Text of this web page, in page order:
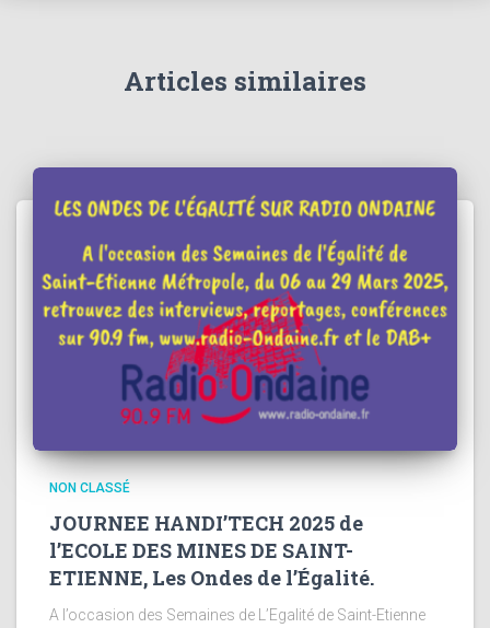
Articles similaires
NON CLASSÉ
JOURNEE HANDI’TECH 2025 de
l’ECOLE DES MINES DE SAINT-
ETIENNE, Les Ondes de l’Égalité.
A l’occasion des Semaines de L’Egalité de Saint-Etienne